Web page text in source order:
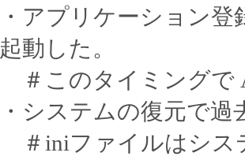
・アプリケーション
起動した。
＃このタイミングで
・システムの復元で
＃iniファイルはシス